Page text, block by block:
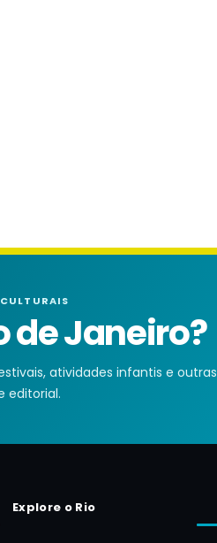
de Janeiro?
atividades infantis e outras
editorial.
Explore o Rio